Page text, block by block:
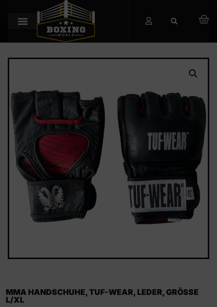
MMA HANDSCHUHE, TUF-WEAR, LEDER, GRÖSSE L
/XL